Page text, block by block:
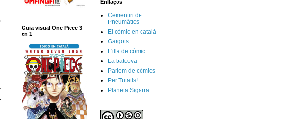
Guia visual One Piece 3
en 1
Enllaços
Cementiri de
Pneumàtics
El còmic en català
Gargots
L'illa de còmic
La batcova
Parlem de còmics
Per Tutatis!
Planeta Sigarra